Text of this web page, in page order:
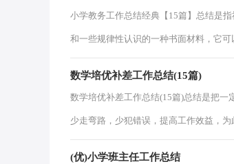
小学教务工作总结经典【15篇】总结是
和一些规律性认识的一种书面材料，它可
数学培优补差工作总结(15篇)
数学培优补差工作总结(15篇)总结是把一
少走弯路，少犯错误，提高工作效益，为
(优)小学班主任工作总结